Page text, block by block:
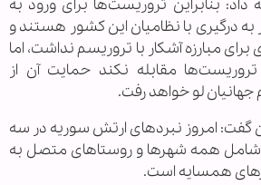
داد: بنابراین تروریست‌ها برای ورود به
درگیری با نظامیان این کشور هستند و
برای مبارزه آشکار با تروریسم نداشت، اما
تروریست‌ها مقابله نکند حمایت آن از
لو خواهد رفت.
گفت: امروز نبردهای ارتش سوریه در سه
همه شهرها و روستاهای متصل به
همسایه است.